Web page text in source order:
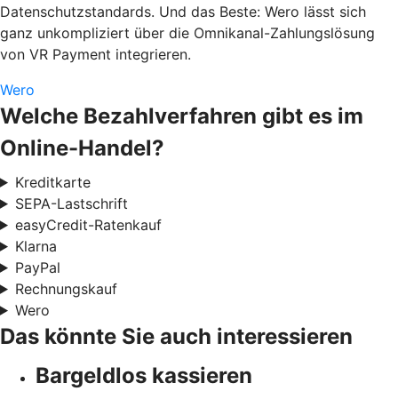
Datenschutzstandards. Und das Beste: Wero lässt sich
ganz unkompliziert über die Omnikanal-Zahlungslösung
von VR Payment integrieren.
Wero
Welche Bezahlverfahren gibt es im
Online-Handel?
Kreditkarte
SEPA-Lastschrift
easyCredit-Ratenkauf
Klarna
PayPal
Rechnungskauf
Wero
Das könnte Sie auch interessieren
Bargeldlos kassieren